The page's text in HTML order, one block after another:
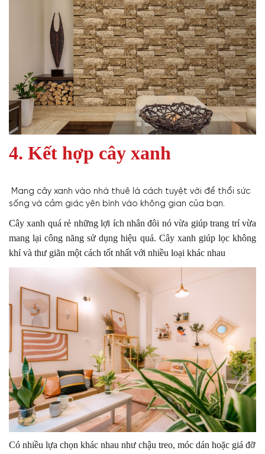
4. Kết hợp cây xanh
Mang cây xanh vào nhà thuê là cách tuyệt vời để thổi sức
sống và cảm giác yên bình vào không gian của bạn.
Cây xanh quá rẻ những lợi ích nhân đôi nó vừa giúp trang trí vừa
mang lại công năng sử dụng hiệu quả. Cây xanh giúp lọc không
khí và thư giãn một cách tốt nhất với nhiều loại khác nhau
Có nhiều lựa chọn khác nhau như chậu treo, móc dán hoặc giá đỡ